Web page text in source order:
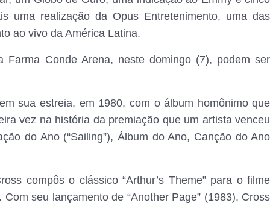
uma realização da Opus Entretenimento, uma das
ao vivo da América Latina.
Conde Arena, neste domingo (7), podem ser
sua estreia, em 1980, com o álbum homônimo que
vez na história da premiação que um artista venceu
do Ano (“Sailing”), Álbum do Ano, Canção do Ano
compôs o clássico “Arthur’s Theme” para o filme
seu lançamento de “Another Page” (1983), Cross